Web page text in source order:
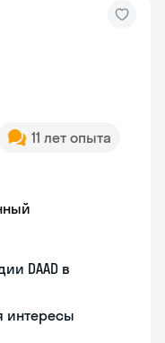
11 лет опыта
DAAD в
интересы